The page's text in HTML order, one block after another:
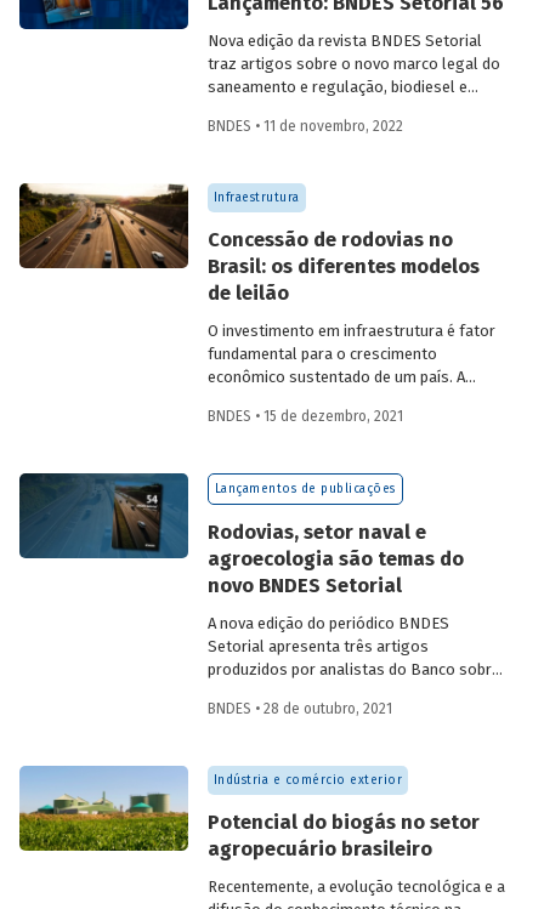
Nova edição da revista BNDES Setorial
traz artigos sobre o novo marco legal do
saneamento e regulação, biodiesel e
leasing de aeronaves no setor de
BNDES • 11 de novembro, 2022
Infraestrutura
Concessão de rodovias no
Brasil: os diferentes modelos
de leilão
O investimento em infraestrutura é fator
fundamental para o crescimento
econômico sustentado de um país. A
concessões rodoviárias começaram a ser
sem comprometer os investimentos no
setor. Saiba mais sobre os diferentes
concessões de rodovias realizadas no
país.
BNDES • 15 de dezembro, 2021
Lançamentos de publicações
Rodovias, setor naval e
agroecologia são temas do
novo BNDES Setorial
A nova edição do periódico BNDES
Setorial apresenta três artigos
produzidos por analistas do Banco sobre
agroecologia, importantes áreas do
sobre os artigos e confira a publicação
completa.
BNDES • 28 de outubro, 2021
Indústria e comércio exterior
Potencial do biogás no setor
agropecuário brasileiro
Recentemente, a evolução tecnológica e a